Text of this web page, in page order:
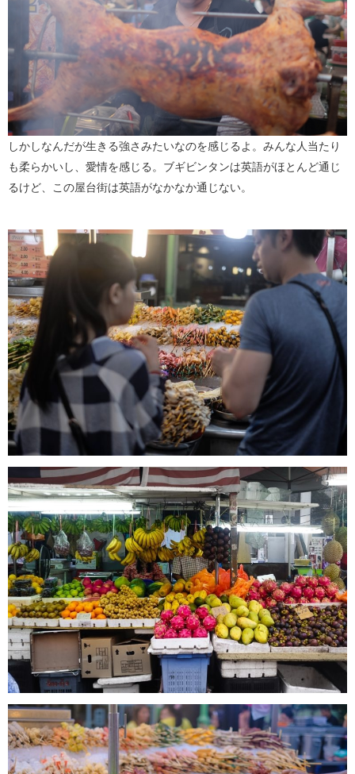
しかしなんだが生きる強さみたいなのを感じるよ。みんな人当たり
も柔らかいし、愛情を感じる。ブギビンタンは英語がほとんど通じ
るけど、この屋台街は英語がなかなか通じない。